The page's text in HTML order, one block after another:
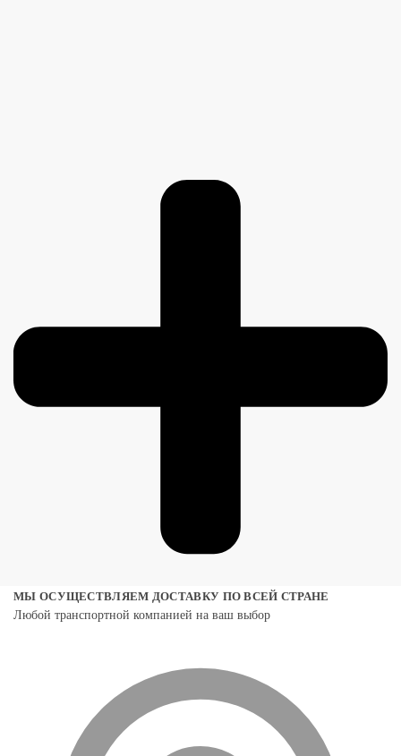
МЫ ОСУЩЕСТВЛЯЕМ ДОСТАВКУ ПО ВСЕЙ СТРАНЕ
Любой транспортной компанией на ваш выбор